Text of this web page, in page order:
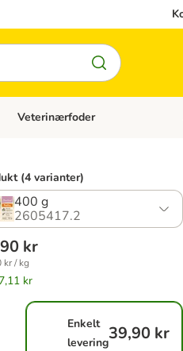
Åben kategori menu: Kattetilbehør
Veterinærfoder
(4 varianter)
400 g
2605417.2
kr
kr / kg
kr
Enkelt
levering39,90 kr